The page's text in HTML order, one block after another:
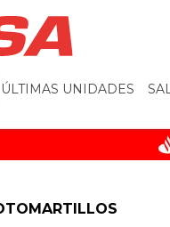
ÚLTIMAS UNIDADES